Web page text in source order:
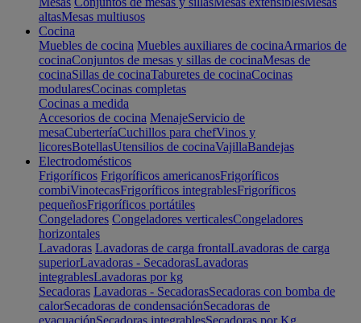
altasMesas multiusos
Cocina
Muebles de cocina Muebles auxiliares de cocinaArmarios de
cocinaConjuntos de mesas y sillas de cocinaMesas de
cocinaSillas de cocinaTaburetes de cocinaCocinas
modularesCocinas completas
Cocinas a medida
Accesorios de cocina MenajeServicio de
mesaCuberteríaCuchillos para chefVinos y
licoresBotellasUtensilios de cocinaVajillaBandejas
Electrodomésticos
Frigoríficos Frigoríficos americanosFrigoríficos
combiVinotecasFrigoríficos integrablesFrigoríficos
pequeñosFrigoríficos portátiles
Congeladores Congeladores verticalesCongeladores
horizontales
Lavadoras Lavadoras de carga frontalLavadoras de carga
superiorLavadoras - SecadorasLavadoras
integrablesLavadoras por kg
Secadoras Lavadoras - SecadorasSecadoras con bomba de
calorSecadoras de condensaciónSecadoras de
evacuaciónSecadoras integrablesSecadoras por Kg